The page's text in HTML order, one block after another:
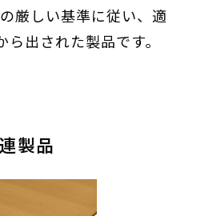
厳しい基準に従い、適
出された製品です。
製品